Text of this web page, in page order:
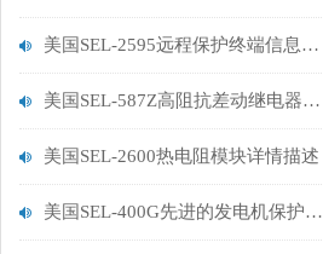
美国SEL-2595远程保护终端信息分析详解
美国SEL-587Z高阻抗差动继电器工作原理详情
美国SEL-2600热电阻模块详情描述
美国SEL-400G先进的发电机保护系统工作原理